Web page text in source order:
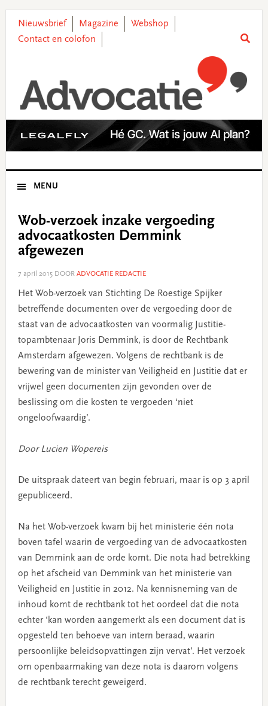
primary
main
primary
footer
Nieuwsbrief Magazine
Webshop
Contact en colofon
MENU
Wob-verzoek inzake vergoeding
advocaatkosten Demmink
afgewezen
7 april 2015DOOR ADVOCATIE REDACTIE
Het Wob-verzoek van Stichting De Roestige Spijker
betreffende documenten over de vergoeding door de
staat van de advocaatkosten van voormalig Justitie-
topambtenaar Joris Demmink, is door de Rechtbank
Amsterdam afgewezen. Volgens de rechtbank is de
bewering van de minister van Veiligheid en Justitie dat er
vrijwel geen documenten zijn gevonden over de
beslissing om die kosten te vergoeden ‘niet
ongeloofwaardig’.
Door Lucien Wopereis
De uitspraak dateert van begin februari, maar is op 3 april
gepubliceerd.
Na het Wob-verzoek kwam bij het ministerie één nota
boven tafel waarin de vergoeding van de advocaatkosten
van Demmink aan de orde komt. Die nota had betrekking
op het afscheid van Demmink van het ministerie van
Veiligheid en Justitie in 2012. Na kennisneming van de
inhoud komt de rechtbank tot het oordeel dat die nota
echter ‘kan worden aangemerkt als een document dat is
opgesteld ten behoeve van intern beraad, waarin
persoonlijke beleidsopvattingen zijn vervat’. Het verzoek
om openbaarmaking van deze nota is daarom volgens
de rechtbank terecht geweigerd.